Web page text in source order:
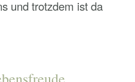
und trotzdem ist da